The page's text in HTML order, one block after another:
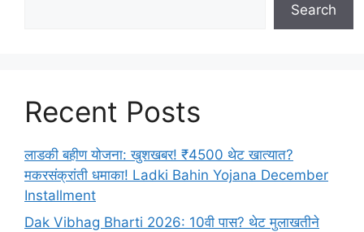
2023
Search
Recent Posts
लाडकी बहीण योजना: खुशखबर! ₹4500 थेट खात्यात?
मकरसंक्रांती धमाका! Ladki Bahin Yojana December
Installment
Dak Vibhag Bharti 2026: 10वी पास? थेट मुलाखतीने